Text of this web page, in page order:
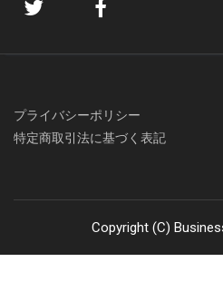
プライバシーポリシー
特定商取引法に基づく表記
Copyright (C)